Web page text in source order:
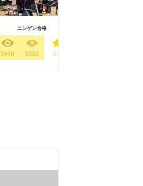
ニンゲン合格
3930 5002 3.8